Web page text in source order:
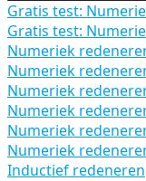
Gratis test:
Gratis test:
Numeriek
Numeriek
Numeriek
Numeriek
Numeriek
Numeriek
Inductief redeneren